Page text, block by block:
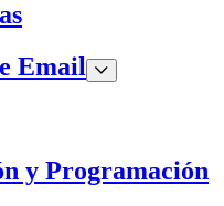
Email
y Programación